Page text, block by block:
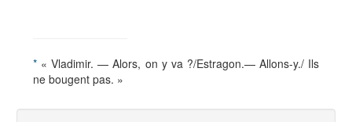
* « Vladimir. — Alors, on y va ?/Estragon.— Allons-y./ Ils
ne bougent pas. »